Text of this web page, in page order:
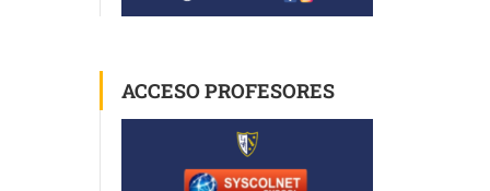
ACCESO PROFESORES